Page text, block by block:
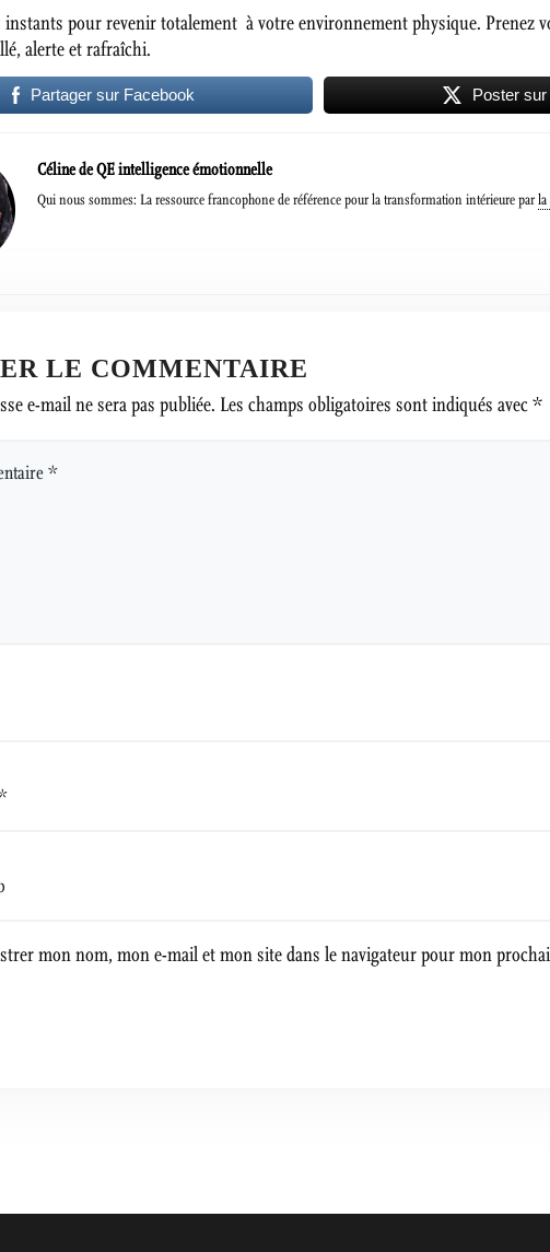
instants pour revenir totalement à votre environnement physique. Prenez
alerte et rafraîchi.
Partager sur Facebook Poster sur
Céline de QE intelligence émotionnelle
Qui nous sommes: La ressource francophone de référence pour la transformation intérieure par
LE COMMENTAIRE
e-mail ne sera pas publiée. Les champs obligatoires sont indiqués avec*
mon nom, mon e-mail et mon site dans le navigateur pour mon